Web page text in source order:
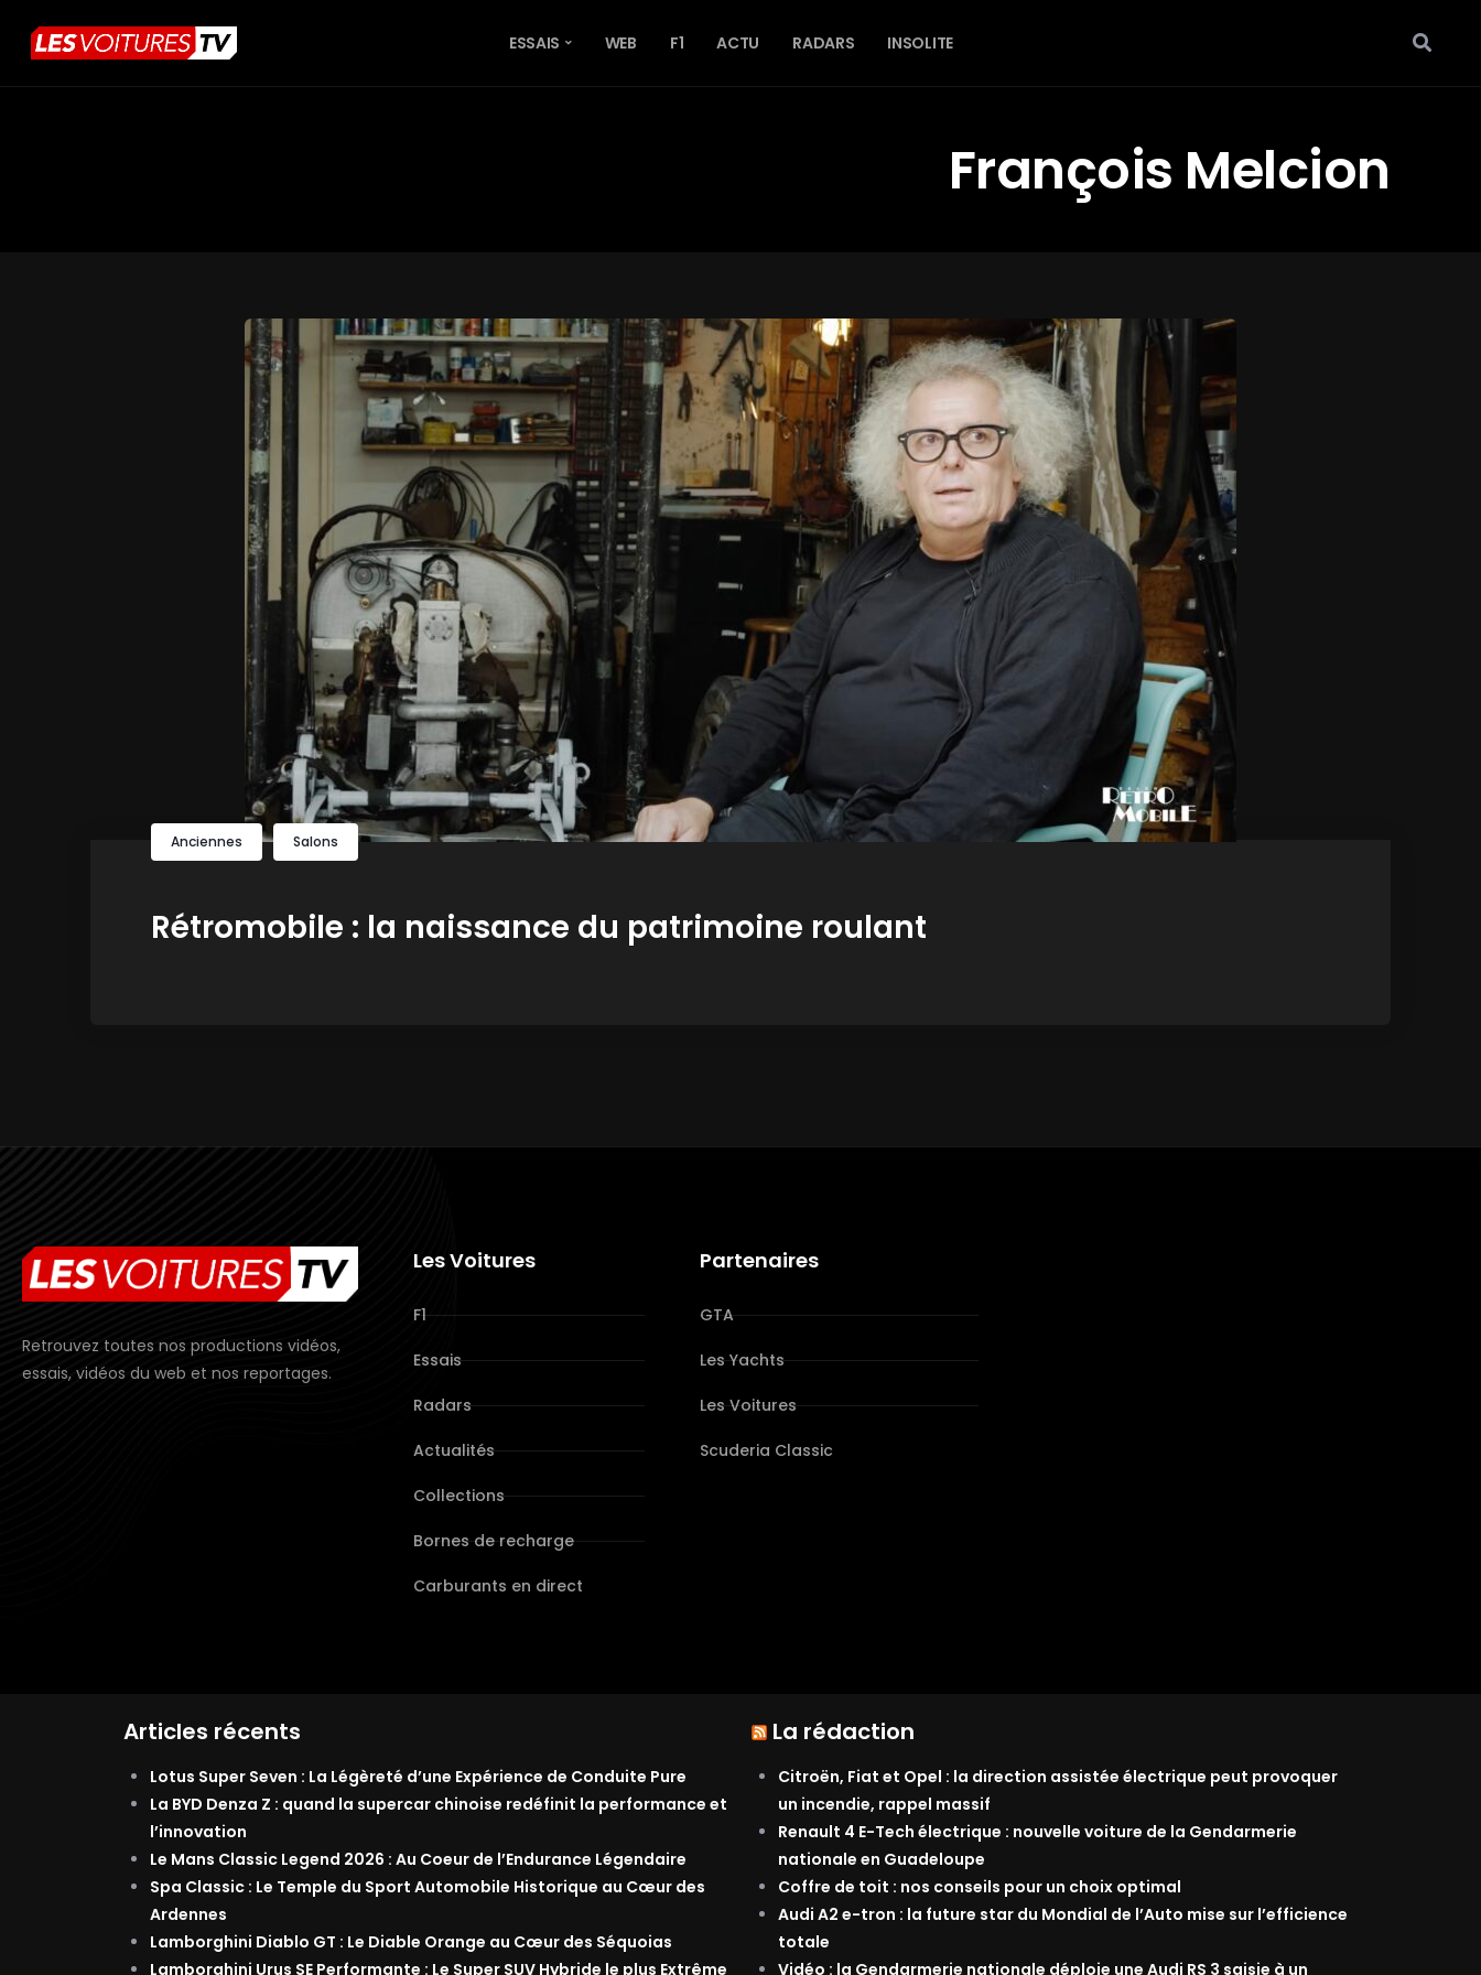
ESSAIS WEB F1 ACTU RADARS INSOLITE
François Melcion
Anciennes Salons
Rétromobile : la naissance du patrimoine roulant
Retrouvez toutes nos productions vidéos,
essais, vidéos du web et nos reportages.
Les Voitures
F1
Essais
Radars
Actualités
Collections
Bornes de recharge
Carburants en direct
Partenaires
GTA
Les Yachts
Les Voitures
Scuderia Classic
Articles récents
Lotus Super Seven : La Légèreté d’une Expérience de Conduite Pure
La BYD Denza Z : quand la supercar chinoise redéfinit la performance et
l’innovation
Le Mans Classic Legend 2026 : Au Coeur de l’Endurance Légendaire
Spa Classic : Le Temple du Sport Automobile Historique au Cœur des
Ardennes
Lamborghini Diablo GT : Le Diable Orange au Cœur des Séquoias
Lamborghini Urus SE Performante : Le Super SUV Hybride le plus Extrême
La rédaction
Citroën, Fiat et Opel : la direction assistée électrique peut provoquer
un incendie, rappel massif
Renault 4 E-Tech électrique : nouvelle voiture de la Gendarmerie
nationale en Guadeloupe
Coffre de toit : nos conseils pour un choix optimal
Audi A2 e-tron : la future star du Mondial de l’Auto mise sur l’efficience
totale
Vidéo : la Gendarmerie nationale déploie une Audi RS 3 saisie à un